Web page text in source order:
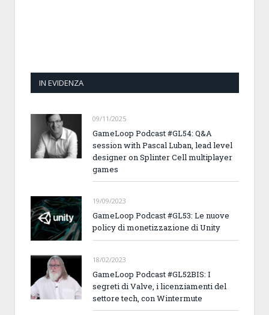
IN EVIDENZA
09/11/2025
GameLoop Podcast #GL54: Q&A
session with Pascal Luban, lead level
designer on Splinter Cell multiplayer
games
19/09/2023
GameLoop Podcast #GL53: Le nuove
policy di monetizzazione di Unity
18/02/2023
GameLoop Podcast #GL52BIS: I
segreti di Valve, i licenziamenti del
settore tech, con Wintermute